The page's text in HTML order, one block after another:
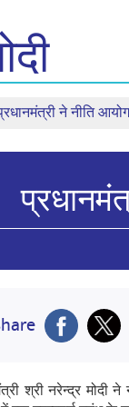
मन की
ने नीति
श्री नरेन्‍द्र मोदी